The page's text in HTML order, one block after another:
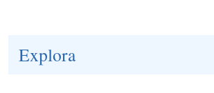
Explora